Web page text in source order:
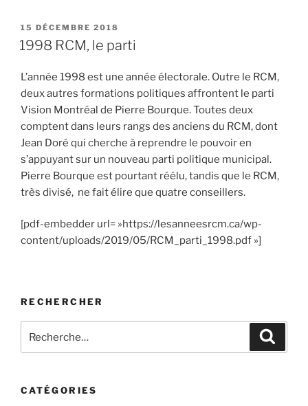
PUBLIÉ
LE
15 DÉCEMBRE 2018
1998 RCM, le parti
L’année 1998 est une année électorale. Outre le RCM,
deux autres formations politiques affrontent le parti
Vision Montréal de Pierre Bourque. Toutes deux
comptent dans leurs rangs des anciens du RCM, dont
Jean Doré qui cherche à reprendre le pouvoir en
s’appuyant sur un nouveau parti politique municipal.
Pierre Bourque est pourtant réélu, tandis que le RCM,
très divisé, ne fait élire que quatre conseillers.
[pdf-embedder url= »https://lesanneesrcm.ca/wp-
content/uploads/2019/05/RCM_parti_1998.pdf »]
RECHERCHER
CATÉGORIES